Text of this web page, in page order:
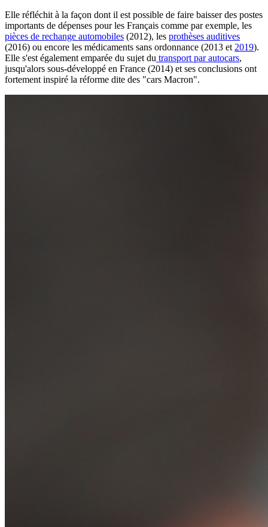
Elle réfléchit à la façon dont il est possible de faire baisser des postes
importants de dépenses pour les Français comme par exemple, les
pièces de rechange automobiles (2012), les prothèses auditives
(2016) ou encore les médicaments sans ordonnance (2013 et 2019).
Elle s'est également emparée du sujet du transport par autocars,
jusqu'alors sous-développé en France (2014) et ses conclusions ont
fortement inspiré la réforme dite des "cars Macron".